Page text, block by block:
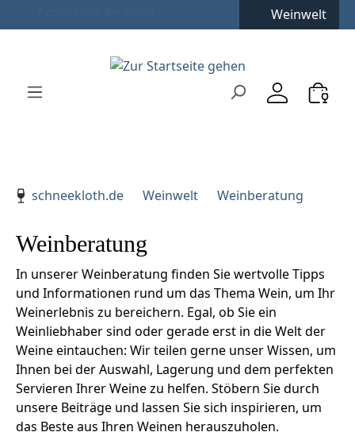
Zur Hauptnavigation springen
Weinwelt
schneekloth.de
Weinwelt Weinberatung
Weinberatung
In unserer Weinberatung finden Sie wertvolle Tipps
und Informationen rund um das Thema Wein, um Ihr
Weinerlebnis zu bereichern. Egal, ob Sie ein
Weinliebhaber sind oder gerade erst in die Welt der
Weine eintauchen: Wir teilen gerne unser Wissen, um
Ihnen bei der Auswahl, Lagerung und dem perfekten
Servieren Ihrer Weine zu helfen. Stöbern Sie durch
unsere Beiträge und lassen Sie sich inspirieren, um
das Beste aus Ihren Weinen herauszuholen.